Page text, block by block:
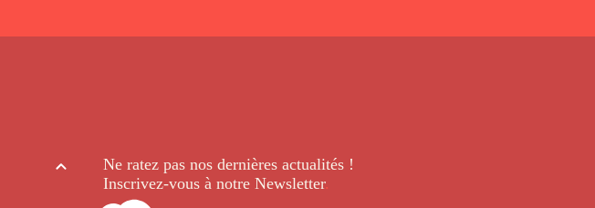
Ne ratez pas nos dernièresactualités !
Inscrivez-vous à notre Newsletter.